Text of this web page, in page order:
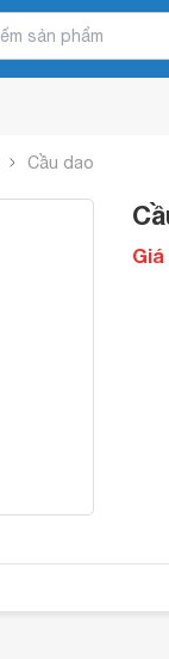
Cầu dao